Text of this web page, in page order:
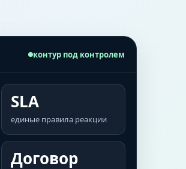
контур под контролем
SLA
единые правила реакции
Договор